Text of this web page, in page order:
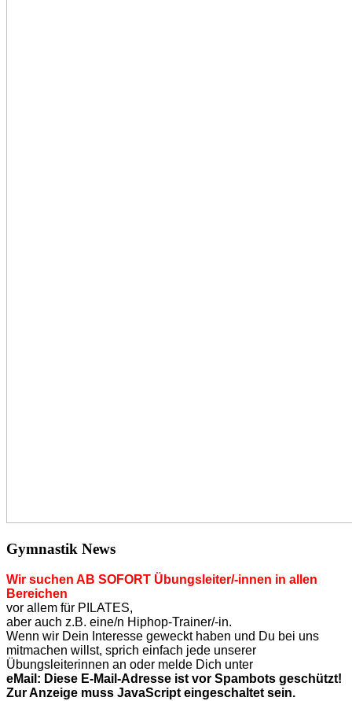
Gymnastik News
Wir suchen AB SOFORT Übungsleiter/-innen in allen
Bereichen
vor allem für PILATES,
aber auch z.B. eine/n Hiphop-Trainer/-in.
Wenn wir Dein Interesse geweckt haben und Du bei uns
mitmachen willst, sprich einfach jede unserer
Übungsleiterinnen an oder melde Dich unter
eMail: Diese E-Mail-Adresse ist vor Spambots geschützt!
Zur Anzeige muss JavaScript eingeschaltet sein.